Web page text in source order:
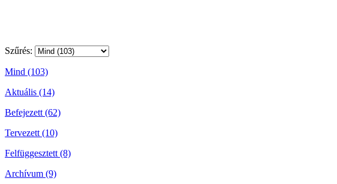
Szűrés:
Mind (103)
Aktuális (14)
Befejezett (62)
Tervezett (10)
Felfüggesztett (8)
Archívum (9)